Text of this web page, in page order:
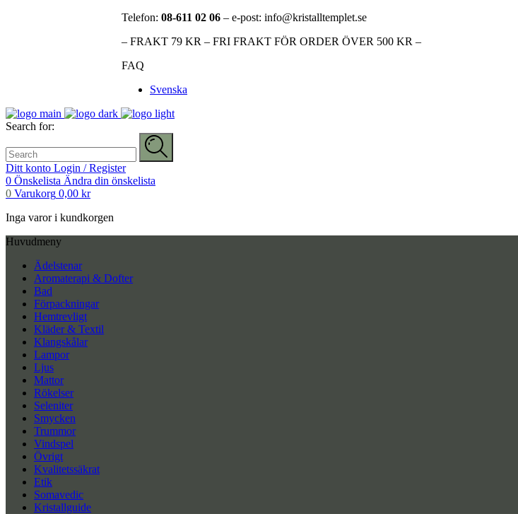
Telefon: 08-611 02 06 – e-post: info@kristalltemplet.se
– FRAKT 79 KR – FRI FRAKT FÖR ORDER ÖVER 500 KR –
FAQ
Svenska
Search for:
Ditt konto Login / Register
0 Önskelista Ändra din önskelista
0 Varukorg 0,00 kr
Inga varor i kundkorgen
Huvudmeny
Ädelstenar
Aromaterapi & Dofter
Bad
Förpackningar
Hemtrevligt
Kläder & Textil
Klangskålar
Lampor
Ljus
Mattor
Rökelser
Seleniter
Smycken
Trummor
Vindspel
Övrigt
Kvalitetssäkrat
Etik
Somavedic
Kristallguide